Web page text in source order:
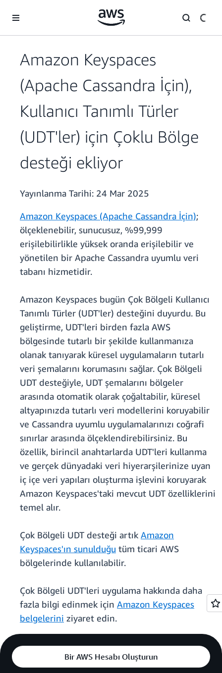
Amazon Keyspaces
(Apache Cassandra İçin),
Kullanıcı Tanımlı Türler
(UDT'ler) için Çoklu Bölge
desteği ekliyor
Yayınlanma Tarihi: 24 Mar 2025
Amazon Keyspaces (Apache Cassandra İçin);
ölçeklenebilir, sunucusuz, %99,999
erişilebilirlikle yüksek oranda erişilebilir ve
yönetilen bir Apache Cassandra uyumlu veri
tabanı hizmetidir.
Amazon Keyspaces bugün Çok Bölgeli Kullanıcı
Tanımlı Türler (UDT'ler) desteğini duyurdu. Bu
geliştirme, UDT'leri birden fazla AWS
bölgesinde tutarlı bir şekilde kullanmanıza
olanak tanıyarak küresel uygulamaların tutarlı
veri şemalarını korumasını sağlar. Çok Bölgeli
UDT desteğiyle, UDT şemalarını bölgeler
arasında otomatik olarak çoğaltabilir, küresel
altyapınızda tutarlı veri modellerini koruyabilir
ve Cassandra uyumlu uygulamalarınızı coğrafi
sınırlar arasında ölçeklendirebilirsiniz. Bu
özellik, birincil anahtarlarda UDT'leri kullanma
ve gerçek dünyadaki veri hiyerarşilerinize uyan
iç içe veri yapıları oluşturma işlevini koruyarak
Amazon Keyspaces'taki mevcut UDT özelliklerini
temel alır.
Çok Bölgeli UDT desteği artık Amazon
Keyspaces'ın sunulduğu tüm ticari AWS
bölgelerinde kullanılabilir.
Çok Bölgeli UDT'leri uygulama hakkında daha
fazla bilgi edinmek için Amazon Keyspaces
belgelerini ziyaret edin.
Bir AWS Hesabı Oluşturun